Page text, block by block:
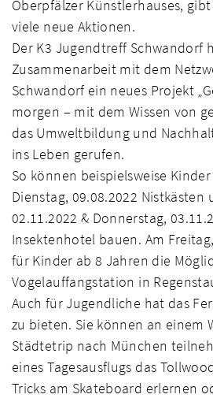
Oberpfälzer Künstlerhauses,
viele neue Aktionen.
Der K3 Jugendtreff Schwandorf
Zusammenarbeit mit dem
Schwandorf ein neues Projekt
morgen – mit dem Wissen von
das Umweltbildung und
ins Leben gerufen.
So können beispielsweise
Dienstag, 09.08.2022
02.11.2022 & Donnerstag,
Insektenhotel bauen. Am
für Kinder ab 8 Jahren die
Vogelauffangstation in
Auch für Jugendliche hat das
zu bieten. Sie können an einem
Städtetrip nach München
eines Tagesausflugs das
Tricks am Skateboard erlernen